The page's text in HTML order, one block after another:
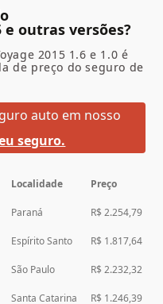
e outras versões?
2015 1.6 e 1.0 é
de preço do seguro de
auto em nosso
seguro.
Localidade
Preço
Paraná
R$ 2.254,79
Espírito Santo
R$ 1.817,64
São Paulo
R$ 2.232,32
Santa Catarina R$ 1.246,39